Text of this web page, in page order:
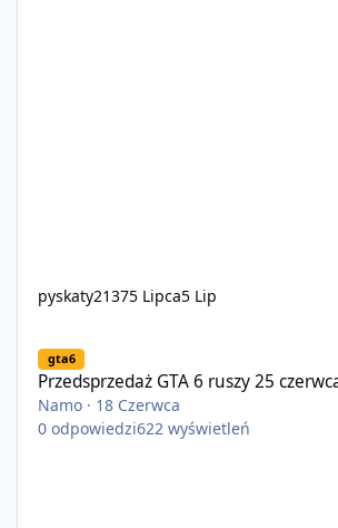
pyskaty21375 Lipca5 Lip
gta6
Przedsprzedaż GTA 6 ruszy 25
Namo · 18 Czerwca
0 odpowiedzi622 wyświetleń